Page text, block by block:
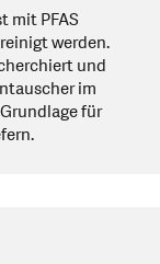
mit PFAS
werden.
und
im
für